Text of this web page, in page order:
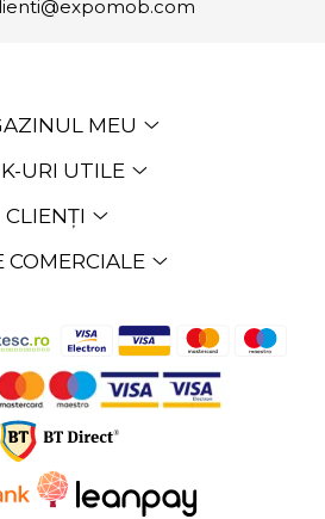
MEU
URI UTILE
CLIENȚI
COMERCIALE